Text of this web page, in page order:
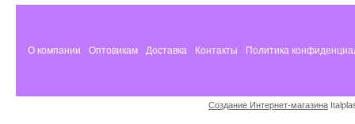
О компании Оптовикам Доставка Контакты Политика
Создание Интернет-магазина